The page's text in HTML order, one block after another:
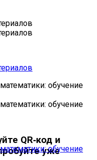
QR‑код и
уже
обучение
обучение
обучение